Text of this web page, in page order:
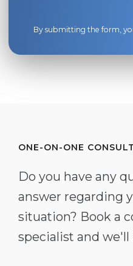
By submitting the form,
ONE-ON-ONE
Do you have any
answer regarding
situation? Book a
specialist and we'll